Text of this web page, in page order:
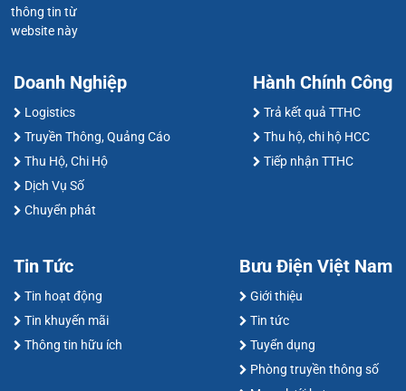
thông tin từ
website này
Doanh Nghiệp
Logistics
Truyền Thông, Quảng Cáo
Thu Hộ, Chi Hộ
Dịch Vụ Số
Chuyển phát
Hành Chính Công
Trả kết quả TTHC
Thu hộ, chi hộ HCC
Tiếp nhận TTHC
Tin Tức
Tin hoạt động
Tin khuyến mãi
Thông tin hữu ích
Bưu Điện Việt Nam
Giới thiệu
Tin tức
Tuyển dụng
Phòng truyền thông số